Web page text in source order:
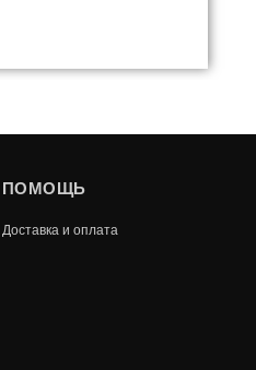
UNIO
В КОРЗИНУ
ПОМОЩЬ
Доставка и оплата